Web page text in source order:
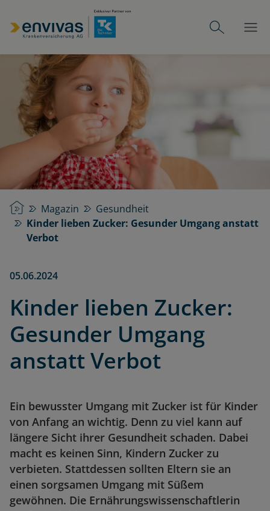
StartseiteMagazin
Gesundheit
Kinder lieben Zucker: Gesunder Umgang anstatt
Verbot
05.06.2024
Kinder lieben Zucker:
Gesunder Umgang
anstatt Verbot
Ein bewusster Umgang mit Zucker ist für Kinder
von Anfang an wichtig. Denn zu viel kann auf
längere Sicht ihrer Gesundheit schaden. Dabei
macht es keinen Sinn, Kindern Zucker zu
verbieten. Stattdessen sollten Eltern sie an
einen sorgsamen Umgang mit Süßem
gewöhnen. Die Ernährungswissenschaftlerin